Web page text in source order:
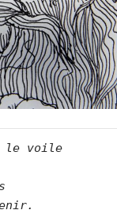
le voile
à venir.